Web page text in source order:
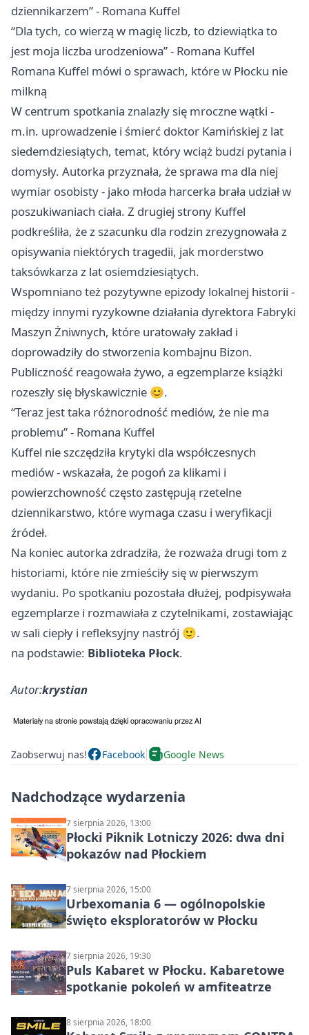
dziennikarzem” - Romana Kuffel
“Dla tych, co wierzą w magię liczb, to dziewiątka to
jest moja liczba urodzeniowa” - Romana Kuffel
Romana Kuffel mówi o sprawach, które w Płocku nie
milkną
W centrum spotkania znalazły się mroczne wątki -
m.in. uprowadzenie i śmierć doktor Kamińskiej z lat
siedemdziesiątych, temat, który wciąż budzi pytania i
domysły. Autorka przyznała, że sprawa ma dla niej
wymiar osobisty - jako młoda harcerka brała udział w
poszukiwaniach ciała. Z drugiej strony Kuffel
podkreśliła, że z szacunku dla rodzin zrezygnowała z
opisywania niektórych tragedii, jak morderstwo
taksówkarza z lat osiemdziesiątych.
Wspomniano też pozytywne epizody lokalnej historii -
między innymi ryzykowne działania dyrektora Fabryki
Maszyn Żniwnych, które uratowały zakład i
doprowadziły do stworzenia kombajnu Bizon.
Publiczność reagowała żywo, a egzemplarze książki
rozeszły się błyskawicznie 😊.
“Teraz jest taka różnorodność mediów, że nie ma
problemu” - Romana Kuffel
Kuffel nie szczędziła krytyki dla współczesnych
mediów - wskazała, że pogoń za klikami i
powierzchowność często zastępują rzetelne
dziennikarstwo, które wymaga czasu i weryfikacji
źródeł.
Na koniec autorka zdradziła, że rozważa drugi tom z
historiami, które nie zmieściły się w pierwszym
wydaniu. Po spotkaniu pozostała dłużej, podpisywała
egzemplarze i rozmawiała z czytelnikami, zostawiając
w sali ciepły i refleksyjny nastrój 🙂.
na podstawie: Biblioteka Płock.
Autor:krystian
Zaobserwuj nas! Facebook Google News
Nadchodzące wydarzenia
7 sierpnia 2026, 13:00
Płocki Piknik Lotniczy 2026: dwa dni
pokazów nad Płockiem
7 sierpnia 2026, 15:00
Urbexomania 6 — ogólnopolskie
święto eksploratorów w Płocku
7 sierpnia 2026, 19:30
Puls Kabaret w Płocku. Kabaretowe
spotkanie pokoleń w amfiteatrze
8 sierpnia 2026, 18:00